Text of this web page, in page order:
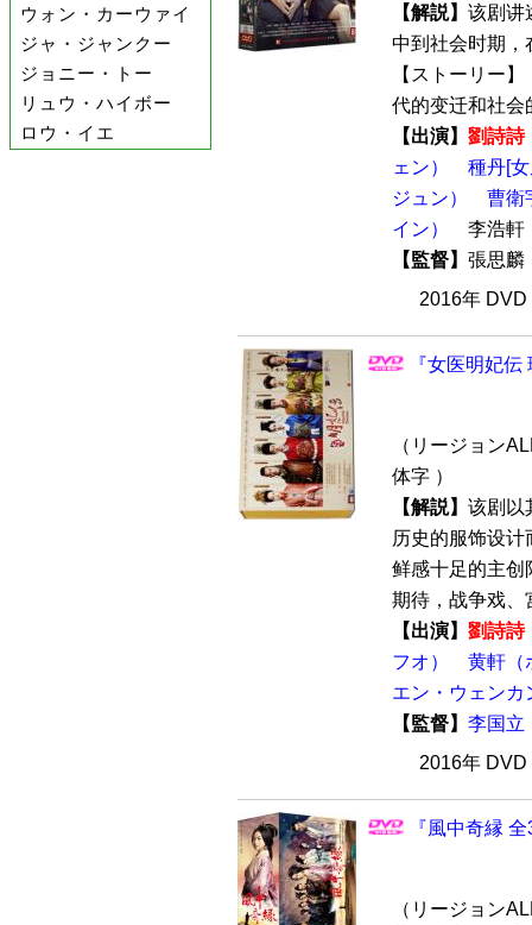
ウォン・カーウァイ
ジャ・ジャンクー
ジョニー・トー
リュウ・ハイボー
ロウ・イエ
【解説】 该剧讲
中到社会时期，
【ストーリー
代的变迁和社会
【出演】 劉詩詩
ェン）
種丹[
ジュン）
曹衛
イン）
李浩
【監督】 張思
2016年
『女医明妃
（リージョン
体字 ）
【解説】 该剧以
历史的服饰设
鲜感十足的主创
期待，战争戏、
【出演】 劉詩詩
フオ）
黄軒（
エン・ウェンカ
【監督】 李国立
2016年
『風中奇縁
（リージョン